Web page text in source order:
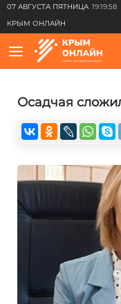
07 АВГУСТА ПЯТНИЦА 19:19:58
КРЫМ ОНЛАЙН
Осадчая